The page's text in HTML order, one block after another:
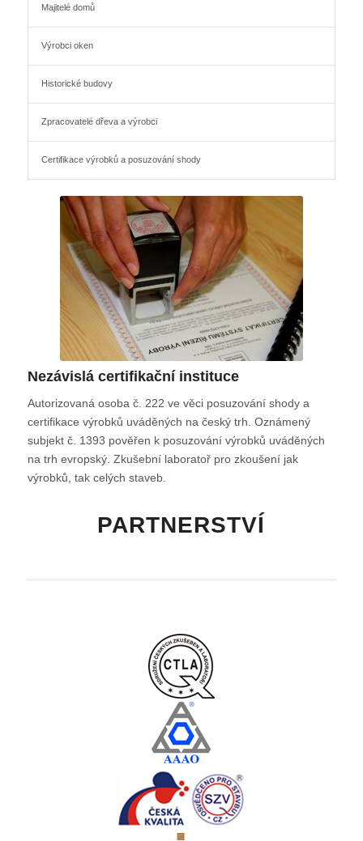
Majitelé domů
Výrobci oken
Historické budovy
Zpracovatelé dřeva a výrobci
Certifikace výrobků a posuzování shody
Nezávislá certifikační instituce
Autorizovaná osoba č. 222 ve věci posuzování shody a
certifikace výrobků uváděných na český trh. Oznámený
subjekt č. 1393 pověřen k posuzování výrobků uváděných
na trh evropský. Zkušební laboratoř pro zkoušení jak
výrobků, tak celých staveb.
PARTNERSTVÍ